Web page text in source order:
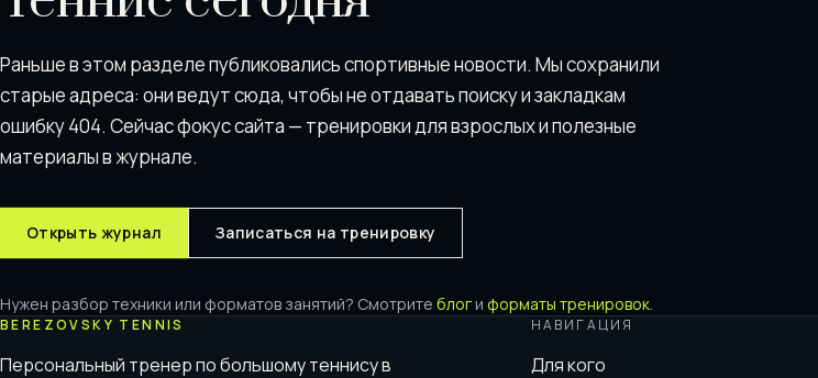
Раньше в этом разделе публиковались спортивные новости. Мы сохранили
старые адреса: они ведут сюда, чтобы не отдавать поискy и закладкам
ошибку 404. Сейчас фокус сайта — тренировки для взрослых и полезные
материалы в журнале.
Открыть журнал Записаться на тренировку
Нужен разбор техники или форматов занятий? Смотрите блог и форматы тренировок.
BEREZOVSKY TENNIS
Персональный тренер по большому теннису в
НАВИГАЦИЯ
Для кого